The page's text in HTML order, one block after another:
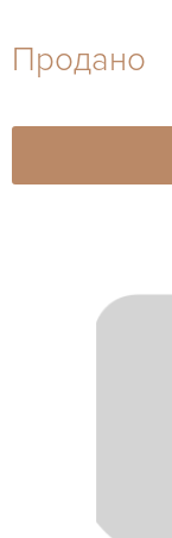
27-44
Продано